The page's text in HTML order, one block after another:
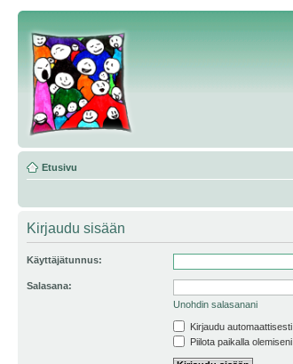
Etusivu
Kirjaudu sisään
Käyttäjätunnus:
Salasana:
Unohdin salasanani
Kirjaudu automaattisesti
Piilota paikalla